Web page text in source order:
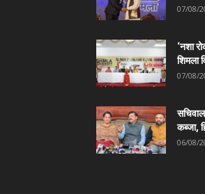
07/08/
‘नशा
शिमला
07/08/
कब्जा,
06/08/